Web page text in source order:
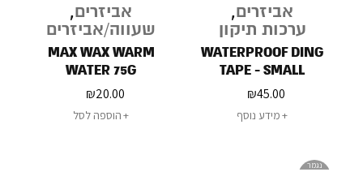
אביזרים,
ערכות תיקון
WATERPROOF DING
TAPE - SMALL
₪45.00
מידע נוסף
אביזרים,
שעווה/אביזרים
MAX WAX WARM
WATER 75G
₪20.00
הוספה לסל
נגמר